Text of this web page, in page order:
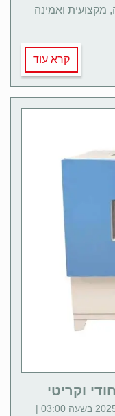
מקצועית ואמינה
קרא עוד
וקריטי
בתאריך 28 אוקטובר 2025 בשעה 03:00 |